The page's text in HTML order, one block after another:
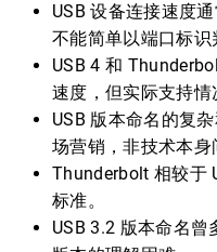
USB 设备连接速度
不能简单以端口标识
USB 4 和
速度，但实际支持情
USB 版本命名的复
场营销，非技术本身
Thunderbolt 相较于
标准。
USB 3.2 版本命名